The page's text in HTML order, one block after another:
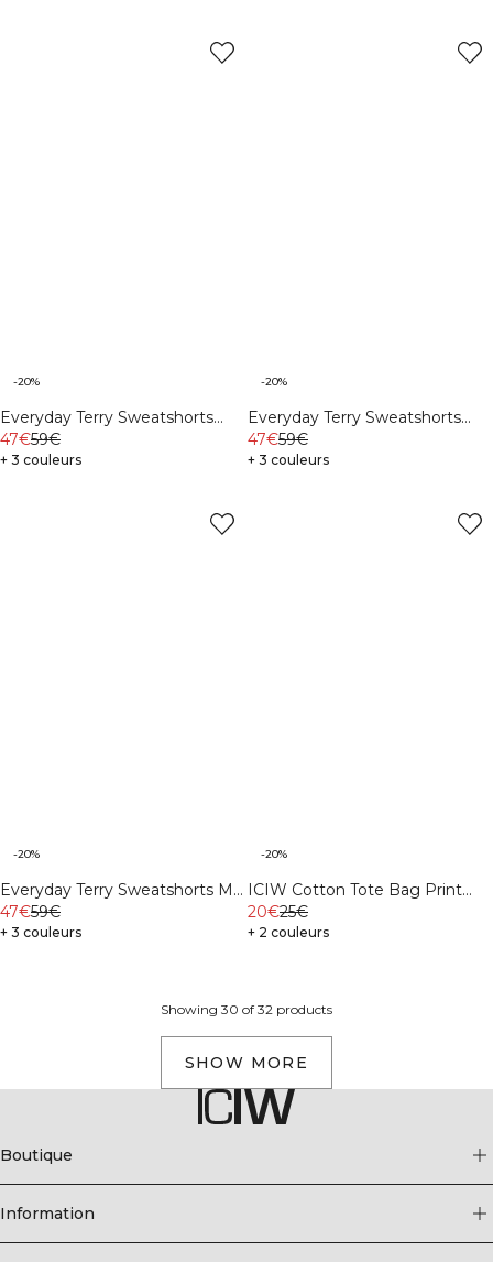
-20%
Everyday Terry Sweatshorts
Northern Green
47€59€
+ 3 couleurs
-20%
Everyday Terry Sweatshorts
Midnight Blue
47€59€
+ 3 couleurs
-20%
Everyday Terry Sweatshorts M
Black
47€59€
+ 3 couleurs
-20%
ICIW Cotton Tote Bag Print
Light Beige
20€25€
+ 2 couleurs
Showing 30 of 32 products
SHOW MORE
Boutique
Information